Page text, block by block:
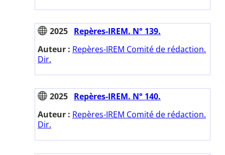
2025 Repères-IREM. N° 139.
Auteur : Repères-IREM Comité de rédaction.
Dir.
2025 Repères-IREM. N° 140.
Auteur : Repères-IREM Comité de rédaction.
Dir.